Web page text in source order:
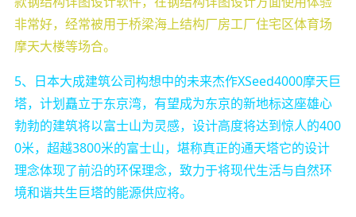
非常好，经常被用于桥梁海上结构厂房工厂住宅区体育场
摩天大楼等场合。
5、日本大成建筑公司构想中的未来杰作XSeed4000摩天巨
塔，计划矗立于东京湾，有望成为东京的新地标这座雄心
勃勃的建筑将以富士山为灵感，设计高度将达到惊人的400
0米，超越3800米的富士山，堪称真正的通天塔它的设计
理念体现了前沿的环保理念，致力于将现代生活与自然环
境和谐共生巨塔的能源供应将。